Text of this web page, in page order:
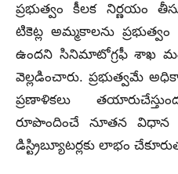
ప్రభుత్వం కీలక నిర్ణయం
టికెట్ల అమ్మకాలను
ఉందని సినిమాటోగ్రఫీ శాఖ
వెల్లడించారు. ప్రభుత్వమే
ప్రణాళికలు
రూపొందించే నూతన విధాన
డిస్ట్రిబ్యూటర్లకు లాభం